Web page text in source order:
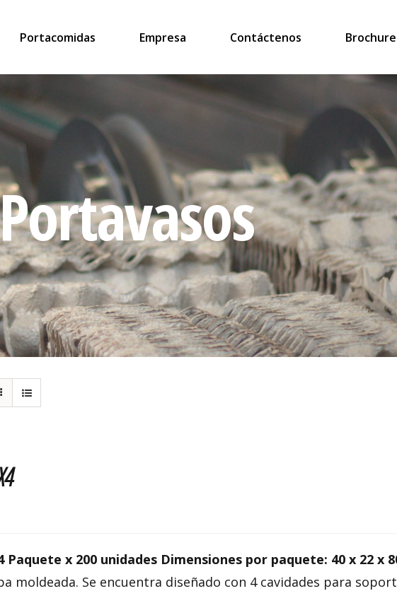
Portacomidas Empresa Contáctenos Brochure
Paquete x 200 unidades Dimensiones por paquete: 40 x 22 x
moldeada. Se encuentra diseñado con 4 cavidades para